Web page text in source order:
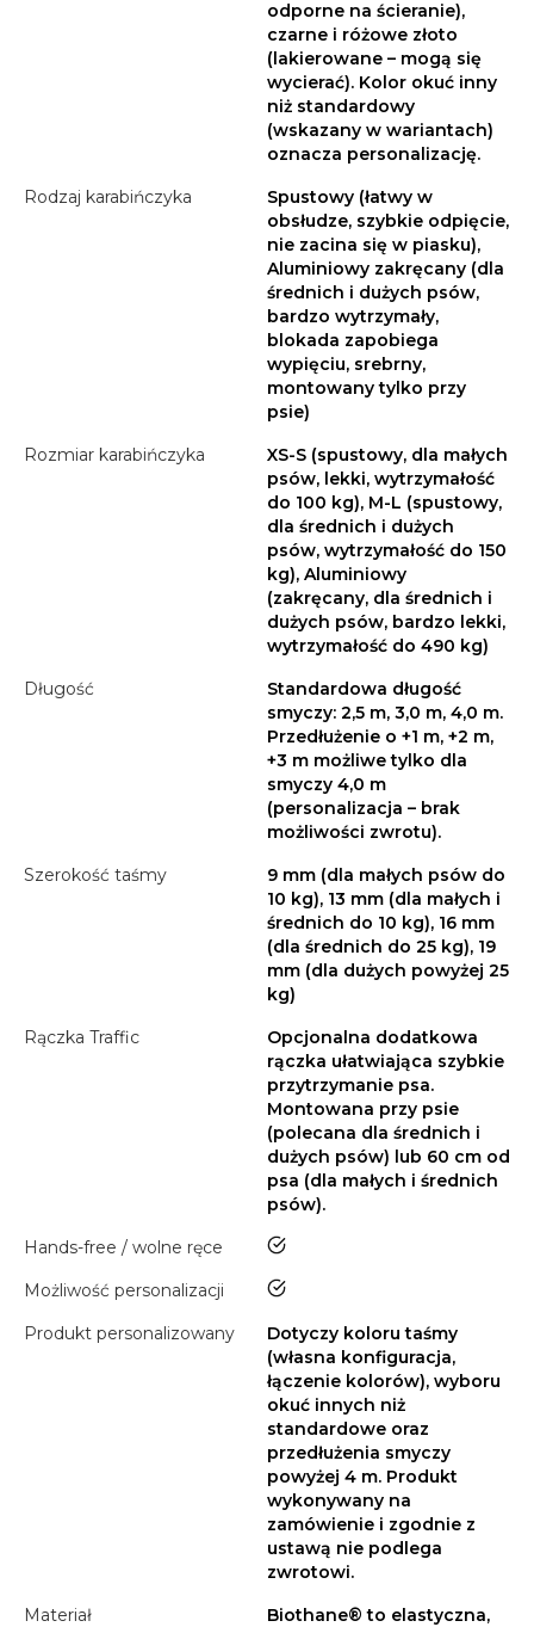
odporne na ścieranie),
czarne i różowe złoto
(lakierowane – mogą się
wycierać). Kolor okuć inny
niż standardowy
(wskazany w wariantach)
oznacza personalizację.
Rodzaj karabińczyka
Spustowy (łatwy w
obsłudze, szybkie odpięcie,
nie zacina się w piasku),
Aluminiowy zakręcany (dla
średnich i dużych psów,
bardzo wytrzymały,
blokada zapobiega
wypięciu, srebrny,
montowany tylko przy
psie)
Rozmiar karabińczyka
XS-S (spustowy, dla małych
psów, lekki, wytrzymałość
do 100 kg), M-L (spustowy,
dla średnich i dużych
psów, wytrzymałość do 150
kg), Aluminiowy
(zakręcany, dla średnich i
dużych psów, bardzo lekki,
wytrzymałość do 490 kg)
Długość
Standardowa długość
smyczy: 2,5 m, 3,0 m, 4,0 m.
Przedłużenie o +1 m, +2 m,
+3 m możliwe tylko dla
smyczy 4,0 m
(personalizacja – brak
możliwości zwrotu).
Szerokość taśmy
9 mm (dla małych psów do
10 kg), 13 mm (dla małych i
średnich do 10 kg), 16 mm
(dla średnich do 25 kg), 19
mm (dla dużych powyżej 25
kg)
Rączka Traffic
Opcjonalna dodatkowa
rączka ułatwiająca szybkie
przytrzymanie psa.
Montowana przy psie
(polecana dla średnich i
dużych psów) lub 60 cm od
psa (dla małych i średnich
psów).
Hands-free / wolne ręce
tak
Możliwość personalizacji tak
Produkt personalizowany
Dotyczy koloru taśmy
(własna konfiguracja,
łączenie kolorów), wyboru
okuć innych niż
standardowe oraz
przedłużenia smyczy
powyżej 4 m. Produkt
wykonywany na
zamówienie i zgodnie z
ustawą nie podlega
zwrotowi.
Materiał
Biothane® to elastyczna,